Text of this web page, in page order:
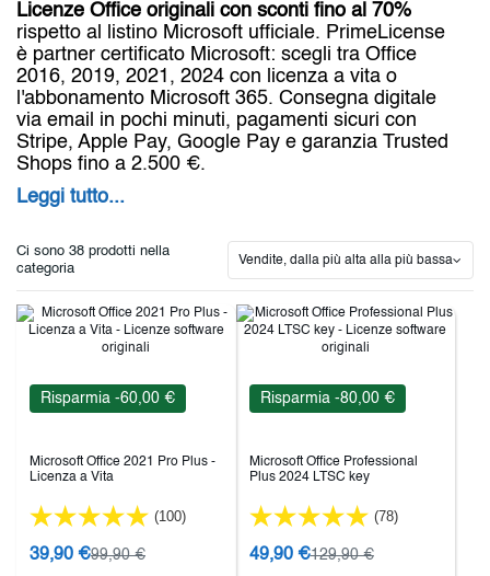
Licenze Office originali con sconti fino al 70%
rispetto al listino Microsoft ufficiale. PrimeLicense
è partner certificato Microsoft: scegli tra Office
2016, 2019, 2021, 2024 con licenza a vita o
l'abbonamento Microsoft 365. Consegna digitale
via email in pochi minuti, pagamenti sicuri con
Stripe, Apple Pay, Google Pay e garanzia Trusted
Shops fino a 2.500 €.
Leggi tutto...
Ci sono 38 prodotti nella
categoria
Vendite, dalla più alta alla più bassa
Risparmia -60,00 €
Microsoft Office 2021 Pro Plus -
Licenza a Vita
(100)
39,90 €99,90 €
Risparmia -80,00 €
Microsoft Office Professional
Plus 2024 LTSC key
(78)
49,90 €129,90 €